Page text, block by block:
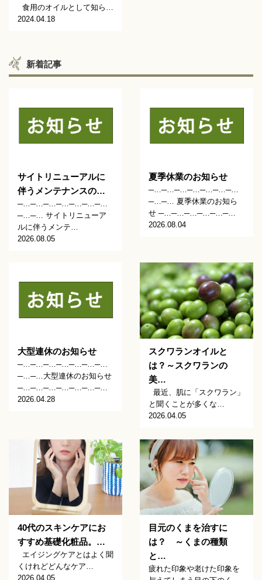
食用のオイルとして知ら…
2024.04.18
新着記事
サイトリニューアルに
伴うメンテナンスの…
─…─…─…─…─…─…─…
─…─… サイトリニューア
ルに伴うメンテ…
2026.08.05
夏季休業のお知らせ
─…─…─…─…─…─…─…
─…─… 夏季休業のお知ら
せ ─…─…─…─…─…─…
2026.08.04
大型連休のお知らせ
─…─…─…─…─…─…─…
─…─…大型連休のお知らせ
─…─…─…─…─…─…─…
2026.04.28
スクワランオイルと
は？～スクワランの
美…
最近、肌に「スクワラン」
と聞くことが多くな…
2026.04.05
40代のスキンケアにお
すすめ基礎化粧品。…
エイジングケアとはよく聞
くけれどどんなケア…
2026.04.05
目元のくまを治すに
は？ ～くまの種類
と…
疲れた印象や老けた印象を